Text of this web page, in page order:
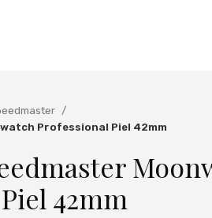
Professional Piel 42mm
42mm